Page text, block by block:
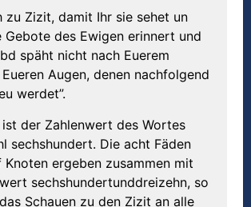
zu Zizit, damit Ihr sie sehet un
Gebote des Ewigen erinnert und
späht nicht nach Euerem
Augen, denen nachfolgend
werdet”.
ist der Zahlenwert des Wortes
sechshundert. Die acht Fäden
Knoten ergeben zusammen mit
sechshundertunddreizehn, so
Schauen zu den Zizit an alle